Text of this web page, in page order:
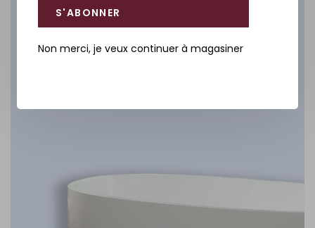
DÉCOUVREZ
S'ABONNER
Non merci, je veux continuer à magasiner